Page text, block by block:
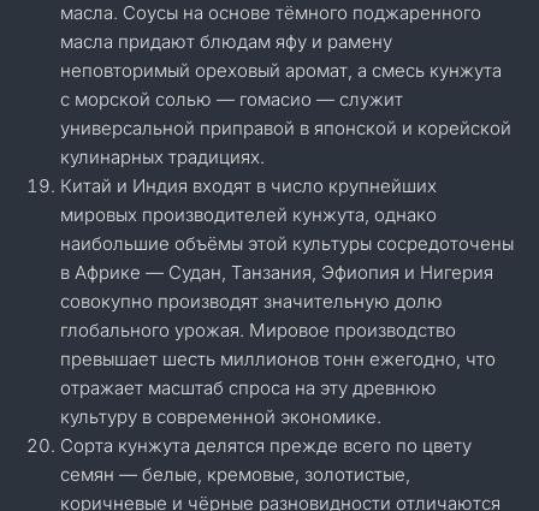
масла. Соусы на основе тёмного поджаренного
масла придают блюдам яфу и рамену
неповторимый ореховый аромат, а смесь кунжута
с морской солью — гомасио — служит
универсальной приправой в японской и корейской
кулинарных традициях.
Китай и Индия входят в число крупнейших
мировых производителей кунжута, однако
наибольшие объёмы этой культуры сосредоточены
в Африке — Судан, Танзания, Эфиопия и Нигерия
совокупно производят значительную долю
глобального урожая. Мировое производство
превышает шесть миллионов тонн ежегодно, что
отражает масштаб спроса на эту древнюю
культуру в современной экономике.
Сорта кунжута делятся прежде всего по цвету
семян — белые, кремовые, золотистые,
коричневые и чёрные разновидности отличаются